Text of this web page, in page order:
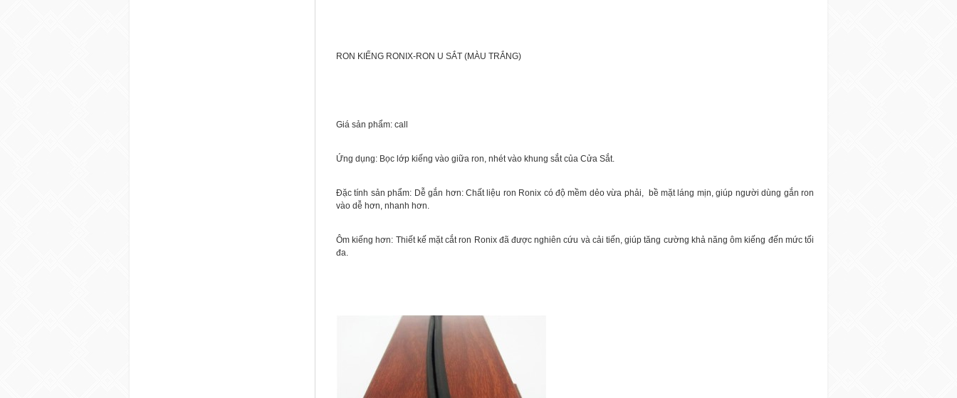
RON KIẾNG RONIX-RON U SẮT (MÀU TRẮNG)
Giá sản phẩm: call
Ứng dụng: Bọc lớp kiếng vào giữa ron, nhét vào khung sắt của Cửa Sắt.
Đặc tính sản phẩm: Dễ gắn hơn: Chất liệu ron Ronix có độ mềm dẻo vừa phải, bề mặt láng mịn, giúp người dùng gắn ron
vào dễ hơn, nhanh hơn.
Ôm kiếng hơn: Thiết kế mặt cắt ron Ronix đã được nghiên cứu và cải tiến, giúp tăng cường khả năng ôm kiếng đến mức tối
đa.